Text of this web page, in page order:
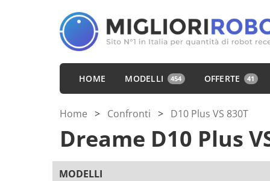
HOME MODELLI 454 OFFERTE 41
Home > Confronti > D10 Plus VS 830T
Dreame D10 Plus
MODELLI